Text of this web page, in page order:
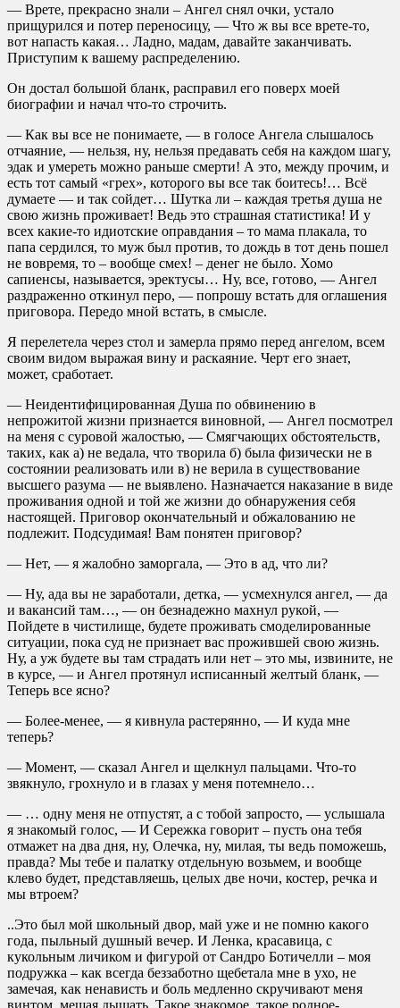
— Врете, прекрасно знали – Ангел снял очки, устало
прищурился и потер переносицу, — Что ж вы все врете-то,
вот напасть какая… Ладно, мадам, давайте заканчивать.
Приступим к вашему распределению.
Он достал большой бланк, расправил его поверх моей
биографии и начал что-то строчить.
— Как вы все не понимаете, — в голосе Ангела слышалось
отчаяние, — нельзя, ну, нельзя предавать себя на каждом шагу,
эдак и умереть можно раньше смерти! А это, между прочим, и
есть тот самый «грех», которого вы все так боитесь!… Всё
думаете — и так сойдет… Шутка ли – каждая третья душа не
свою жизнь проживает! Ведь это страшная статистика! И у
всех какие-то идиотские оправдания – то мама плакала, то
папа сердился, то муж был против, то дождь в тот день пошел
не вовремя, то – вообще смех! – денег не было. Хомо
сапиенсы, называется, эректусы… Ну, все, готово, — Ангел
раздраженно откинул перо, — попрошу встать для оглашения
приговора. Передо мной встать, в смысле.
Я перелетела через стол и замерла прямо перед ангелом, всем
своим видом выражая вину и раскаяние. Черт его знает,
может, сработает.
— Неидентифицированная Душа по обвинению в
непрожитой жизни признается виновной, — Ангел посмотрел
на меня с суровой жалостью, — Смягчающих обстоятельств,
таких, как а) не ведала, что творила б) была физически не в
состоянии реализовать или в) не верила в существование
высшего разума — не выявлено. Назначается наказание в виде
проживания одной и той же жизни до обнаружения себя
настоящей. Приговор окончательный и обжалованию не
подлежит. Подсудимая! Вам понятен приговор?
— Нет, — я жалобно заморгала, — Это в ад, что ли?
— Ну, ада вы не заработали, детка, — усмехнулся ангел, — да
и вакансий там…, — он безнадежно махнул рукой, —
Пойдете в чистилище, будете проживать смоделированные
ситуации, пока суд не признает вас прожившей свою жизнь.
Ну, а уж будете вы там страдать или нет – это мы, извините, не
в курсе, — и Ангел протянул исписанный желтый бланк, —
Теперь все ясно?
— Более-менее, — я кивнула растерянно, — И куда мне
теперь?
— Момент, — сказал Ангел и щелкнул пальцами. Что-то
звякнуло, грохнуло и в глазах у меня потемнело…
— … одну меня не отпустят, а с тобой запросто, — услышала
я знакомый голос, — И Сережка говорит – пусть она тебя
отмажет на два дня, ну, Олечка, ну, милая, ты ведь поможешь,
правда? Мы тебе и палатку отдельную возьмем, и вообще
клево будет, представляешь, целых две ночи, костер, речка и
мы втроем?
..Это был мой школьный двор, май уже и не помню какого
года, пыльный душный вечер. И Ленка, красавица, с
кукольным личиком и фигурой от Сандро Ботичелли – моя
подружка – как всегда беззаботно щебетала мне в ухо, не
замечая, как ненависть и боль медленно скручивают меня
винтом, мешая дышать. Такое знакомое, такое родное-